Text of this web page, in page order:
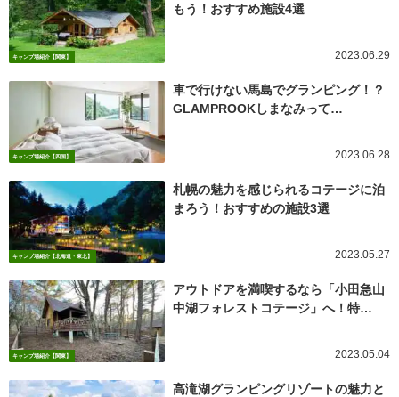
キャンプ場紹介【関東】
もう！おすすめ施設4選
2023.06.29
キャンプ場紹介【四国】
車で行けない馬島でグランピング！？
GLAMPROOKしまなみって…
2023.06.28
キャンプ場紹介【北海道・東北】
札幌の魅力を感じられるコテージに泊
まろう！おすすめの施設3選
2023.05.27
キャンプ場紹介【関東】
アウトドアを満喫するなら「小田急山
中湖フォレストコテージ」へ！特…
2023.05.04
高滝湖グランピングリゾートの魅力と